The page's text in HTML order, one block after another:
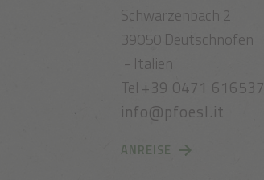
Schwarzenbach 2
39050 Deutschnofen
- Italien
Tel +39 0471 616537
info@pfoesl.it
ANREISE